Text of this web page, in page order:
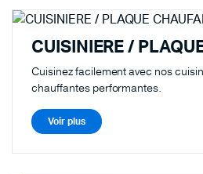
CUISINIERE /
Cuisinez facilement avec nos
chauffantes performantes.
Voir plus